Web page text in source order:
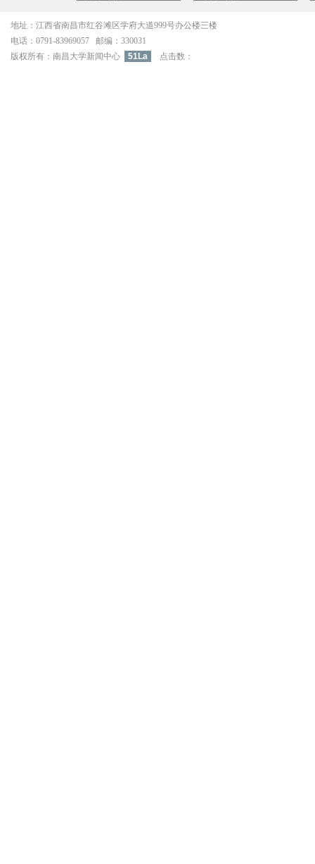
地址：江西省南昌市红谷滩区学府大道999号办公楼三楼
电话：0791-83969057邮编：330031
版权所有：南昌大学新闻中心
51La 点击数：